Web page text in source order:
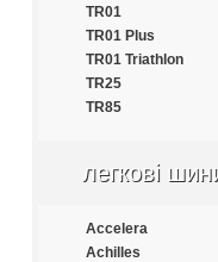
Everton
Fairking
Falken
Farroad
Fastwear
Firelion
Firestone
Force
TR01
TR01 Plus
TR01 Triathlon
TR25
TR85
легкові
Accelera
Achilles